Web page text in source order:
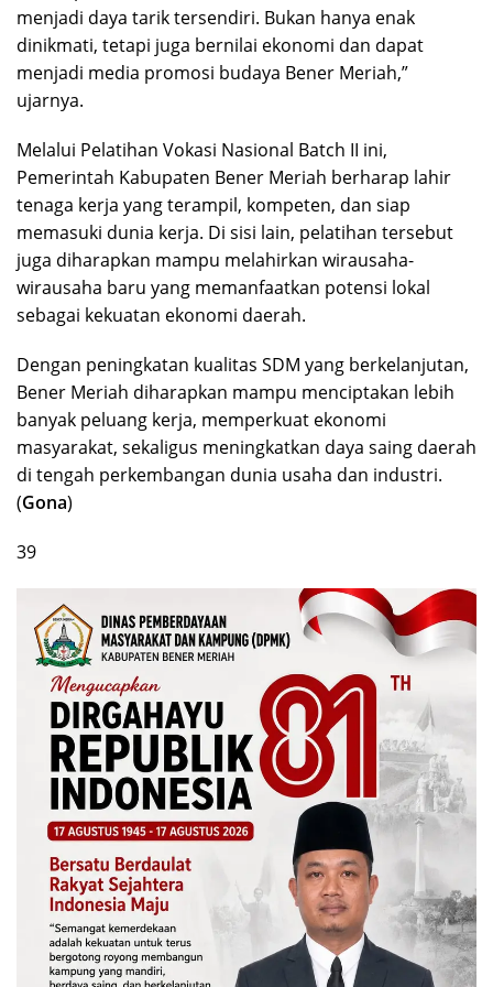
menjadi daya tarik tersendiri. Bukan hanya enak
dinikmati, tetapi juga bernilai ekonomi dan dapat
menjadi media promosi budaya Bener Meriah,”
ujarnya.
Melalui Pelatihan Vokasi Nasional Batch II ini,
Pemerintah Kabupaten Bener Meriah berharap lahir
tenaga kerja yang terampil, kompeten, dan siap
memasuki dunia kerja. Di sisi lain, pelatihan tersebut
juga diharapkan mampu melahirkan wirausaha-
wirausaha baru yang memanfaatkan potensi lokal
sebagai kekuatan ekonomi daerah.
Dengan peningkatan kualitas SDM yang berkelanjutan,
Bener Meriah diharapkan mampu menciptakan lebih
banyak peluang kerja, memperkuat ekonomi
masyarakat, sekaligus meningkatkan daya saing daerah
di tengah perkembangan dunia usaha dan industri.
(Gona)
39